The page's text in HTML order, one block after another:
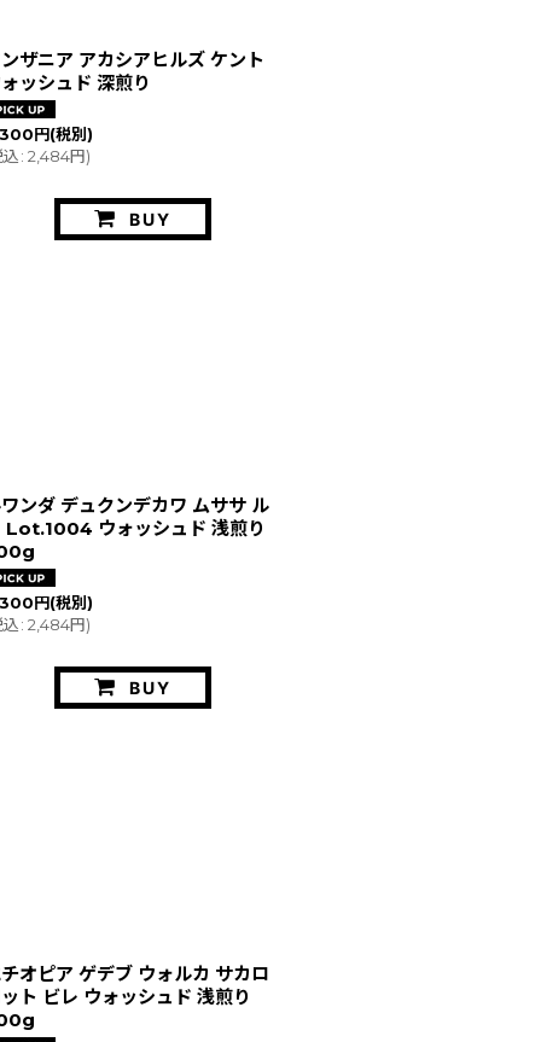
ザニア アカシアヒルズ ケント
ッシュド 深煎り
円(税別)
: 2,484円)
BUY
ンダ デュクンデカワ ムササ ル
Lot.1004 ウォッシュド 浅煎り
円(税別)
: 2,484円)
BUY
オピア ゲデブ ウォルカ サカロ
ト ビレ ウォッシュド 浅煎り